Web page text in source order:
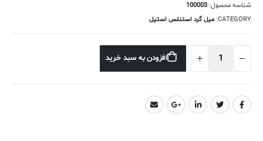
شناسه محصول: 100003
CATEGORY: میل گرد استنلس استیل
افزودن به سبد خرید